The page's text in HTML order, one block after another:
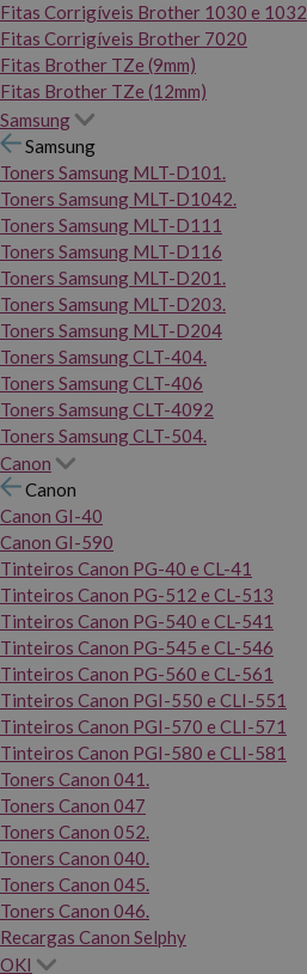
Fitas Corrigíveis Brother 1030 e 1032
Fitas Corrigíveis Brother 7020
Fitas Brother TZe (9mm)
Fitas Brother TZe (12mm)
Samsung
Samsung
Toners Samsung MLT-D101.
Toners Samsung MLT-D1042.
Toners Samsung MLT-D111
Toners Samsung MLT-D116
Toners Samsung MLT-D201.
Toners Samsung MLT-D203.
Toners Samsung MLT-D204
Toners Samsung CLT-404.
Toners Samsung CLT-406
Toners Samsung CLT-4092
Toners Samsung CLT-504.
Canon
Canon
Canon GI-40
Canon GI-590
Tinteiros Canon PG-40 e CL-41
Tinteiros Canon PG-512 e CL-513
Tinteiros Canon PG-540 e CL-541
Tinteiros Canon PG-545 e CL-546
Tinteiros Canon PG-560 e CL-561
Tinteiros Canon PGI-550 e CLI-551
Tinteiros Canon PGI-570 e CLI-571
Tinteiros Canon PGI-580 e CLI-581
Toners Canon 041.
Toners Canon 047
Toners Canon 052.
Toners Canon 040.
Toners Canon 045.
Toners Canon 046.
Recargas Canon Selphy
OKI